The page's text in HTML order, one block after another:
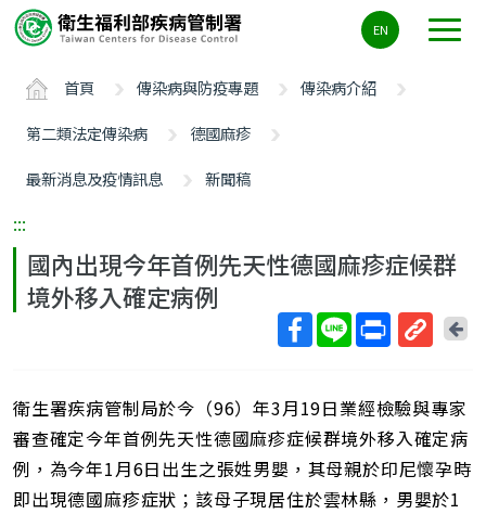
要
ALT+C
EN
首頁 傳染病與防疫專題
傳染病介紹
第二類法定傳染病
德國麻疹
最新消息及疫情訊息
新聞稿
:::
國內出現今年首例先天性德國麻疹症候群
境外移入確定病例
短
網
址
回
衛生署疾病管制局於今（96）年3月19日業經檢驗與專家
審查確定今年首例先天性德國麻疹症候群境外移入確定病
例，為今年1月6日出生之張姓男嬰，其母親於印尼懷孕時
即出現德國麻疹症狀；該母子現居住於雲林縣，男嬰於1